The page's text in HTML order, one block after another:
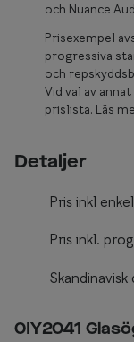
och Nuance
Prisexempel
progressiva
och
Vid val av
prislista. Läs
Detaljer
Pris inkl
Pris inkl.
Skandinavisk
0IY2041